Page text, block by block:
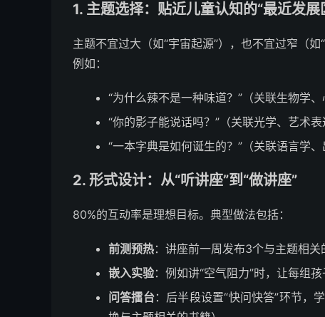
1. 主题选择：贴近儿童认知的“最近发展
主题不宜过大（如“宇宙起源”），也不宜过窄（
例如：
“为什么辣不是一种味道？”（关联生物学、
“你的影子能说话吗？”（关联光学、艺术表
“一本字典是如何诞生的？”（关联语言学、
2. 形式设计：从“听讲座”到“做讲座”
80%的互动率是理想目标。典型做法包括：
前测预热：讲座前一周发布3个与主题相关
嵌入实验：例如讲“空气阻力”时，让每组
问答擂台：后半段设置“快问快答”环节，